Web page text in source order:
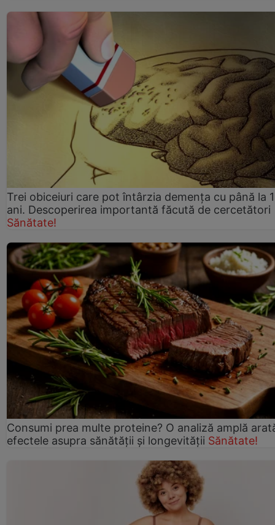
Trei obiceiuri care pot întârzia demența cu până la
ani. Descoperirea importantă făcută de cercetători
Sănătate!
Consumi prea multe proteine? O analiză amplă
efectele asupra sănătății și longevității Sănătate!